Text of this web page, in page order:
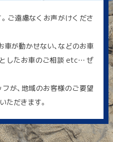
ご遠慮なくお声がけくださ
車が動かせない、などのお車
としたお車のご相談 etc… ぜ
が、地域のお客様のご要望
ただきます。